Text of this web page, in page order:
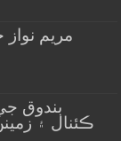
مريم
بندوق
ڪئنال ۽